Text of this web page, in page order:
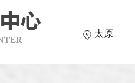
太原